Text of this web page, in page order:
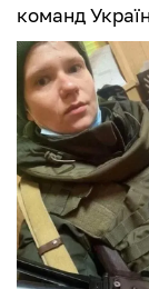
команд